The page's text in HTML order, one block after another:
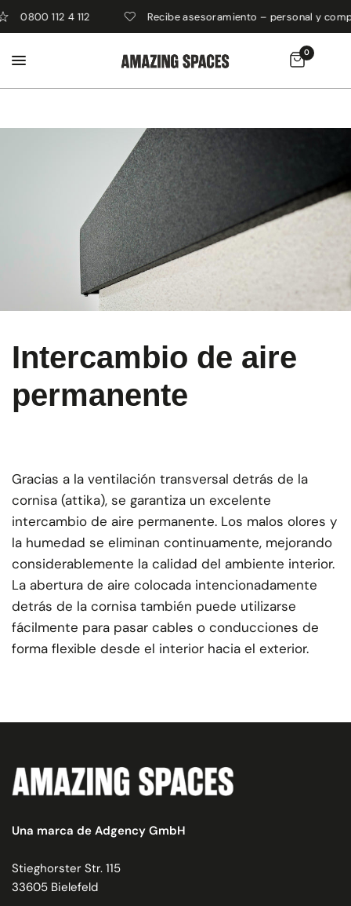
0800 112 4 112 Recibe asesoramiento – personal y
0
Intercambio de aire
permanente
Gracias a la ventilación transversal detrás de la
cornisa (attika), se garantiza un excelente
intercambio de aire permanente. Los malos olores y
la humedad se eliminan continuamente, mejorando
considerablemente la calidad del ambiente interior.
La abertura de aire colocada intencionadamente
detrás de la cornisa también puede utilizarse
fácilmente para pasar cables o conducciones de
forma flexible desde el interior hacia el exterior.
Una marca de Adgency GmbH
Stieghorster Str. 115
33605 Bielefeld